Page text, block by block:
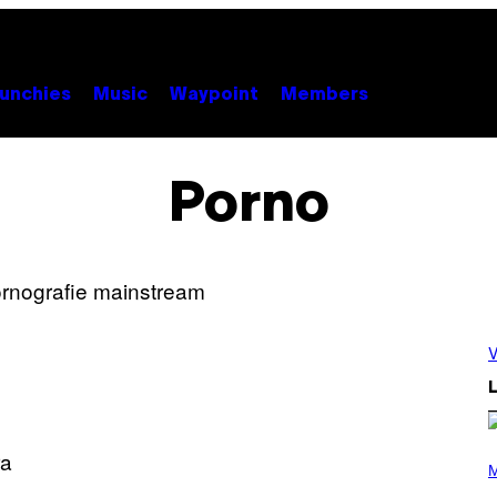
Music Waypoint Members
Porno
P